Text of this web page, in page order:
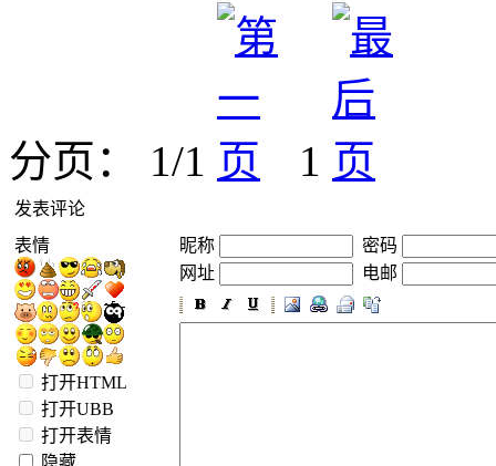
分页： 1/1 1
发表评论
表情
打开HTML
打开UBB
打开表情
隐藏
昵称
密码
网址
电邮